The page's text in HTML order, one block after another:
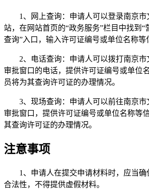
1、网上查询：申请人可以登录南京市
站，在网站首页的“政务服务”栏目中找到“
查询”入口，输入许可证编号或单位名称等
2、电话查询：申请人可以拨打南京
审批窗口的电话，提供许可证编号或单位
员将为其查询许可证的办理情况。
3、现场查询：申请人可以前往南京
审批窗口，提供许可证编号或单位名称等
其查询许可证的办理情况。
注意事项
1、申请人在提交申请材料时，应当确
合法性，不得提供虚假材料。